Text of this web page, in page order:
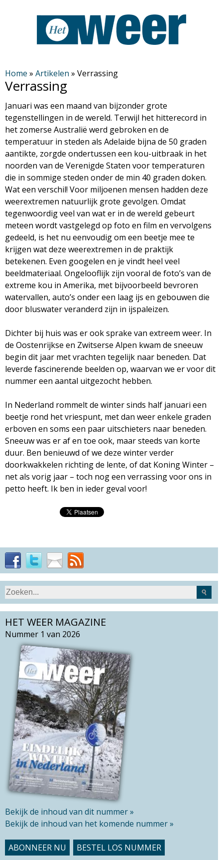
en
naar
algemene
inhoud
gaan
H
e
t
W
e
e
r
M
a
g
a
z
i
n
e
Home » Artikelen » Verrassing
Verrassing
Januari was een maand van bijzonder grote
tegenstellingen in de wereld. Terwijl het hitterecord in
het zomerse Australië werd gebroken en de
temperatuur in steden als Adelaide bijna de 50 graden
aantikte, zorgde ondertussen een kou-uitbraak in het
noorden van de Verenigde Staten voor temperaturen
die in sommige steden onder de min 40 graden doken.
Wat een verschil! Voor miljoenen mensen hadden deze
weerextremen natuurlijk grote gevolgen. Omdat
tegenwoordig veel van wat er in de wereld gebeurt
meteen wordt vastgelegd op foto en film en vervolgens
gedeeld, is het nu eenvoudig om een beetje mee te
krijgen wat deze weerextremen in de praktijk
betekenen. Even googelen en je vindt heel veel
beeldmateriaal. Ongelooflijk zijn vooral de foto’s van de
extreme kou in Amerika, met bijvoorbeeld bevroren
watervallen, auto’s onder een laag ijs en gebouwen die
door bluswater veranderd zijn in ijspaleizen.
Dichter bij huis was er ook sprake van extreem weer. In
de Oostenrijkse en Zwitserse Alpen kwam de sneeuw
begin dit jaar met vrachten tegelijk naar beneden. Dat
leverde fascinerende beelden op, waarvan we er voor dit
nummer een aantal uitgezocht hebben.
In Nederland rommelt de winter sinds half januari een
beetje rond het vriespunt, met dan weer enkele graden
erboven en soms een paar uitschieters naar beneden.
Sneeuw was er af en toe ook, maar steeds van korte
duur. Ben benieuwd of we deze winter verder
doorkwakkelen richting de lente, of dat Koning Winter –
net als vorig jaar – toch nog een verrassing voor ons in
petto heeft. Ik ben in ieder geval voor!
Z
o
e
k
S
e
r
c
HET WEER MAGAZINE
Nummer 1 van 2026
Bekijk de inhoud van dit nummer »
Bekijk de inhoud van het komende nummer »
ABONNEER NU BESTEL LOS NUMMER